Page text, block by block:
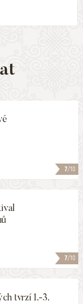
7/10
7/10
tvrzí 1.-3.